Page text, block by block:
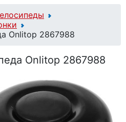
Onlitop 2867988
Onlitop 2867988